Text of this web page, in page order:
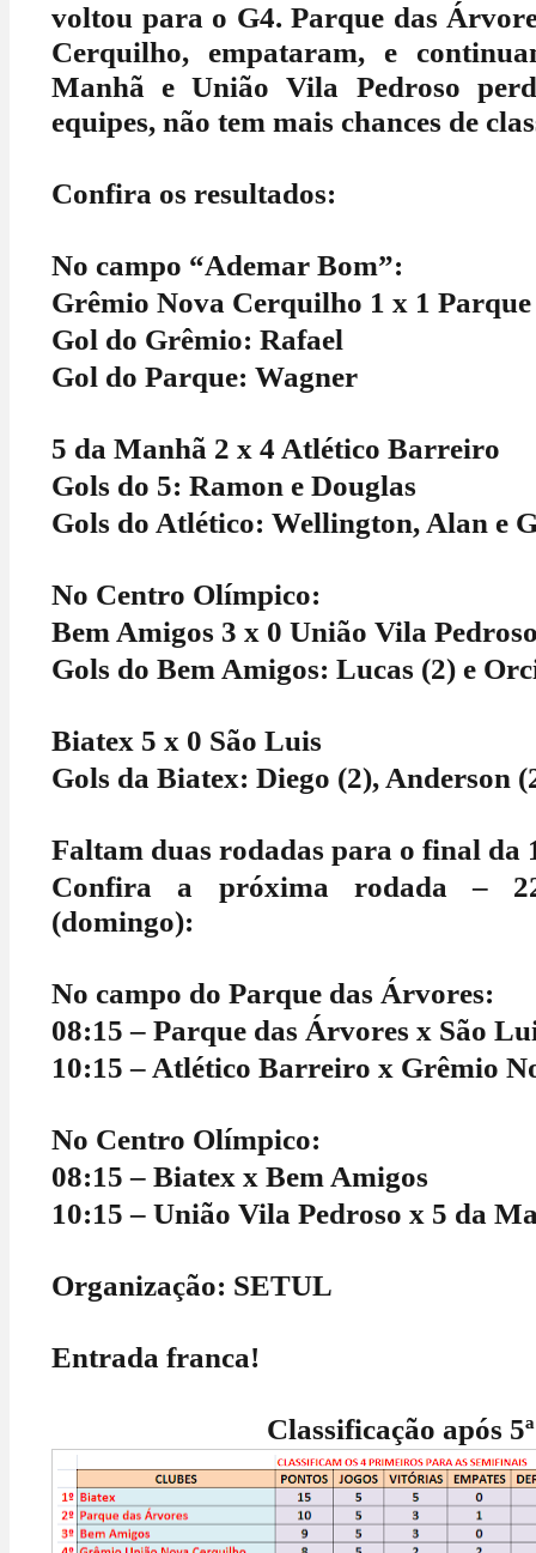
voltou para o G4. Parque das
Cerquilho, empataram, e
Manhã e União Vila Pedroso
equipes, não tem mais chances de
Confira os resultados:
No campo “Ademar Bom”:
Grêmio Nova Cerquilho 1 x 1
Gol do Grêmio: Rafael
Gol do Parque: Wagner
5 da Manhã 2 x 4 Atlético Barreiro
Gols do 5: Ramon e Douglas
Gols do Atlético: Wellington, Alan e
No Centro Olímpico:
Bem Amigos 3 x 0 União Vila
Gols do Bem Amigos: Lucas (2) e
Biatex 5 x 0 São Luis
Gols da Biatex: Diego (2), Anderson
Faltam duas rodadas para o final da
Confira a próxima rodada –
(domingo):
No campo do Parque das Árvores:
08:15 – Parque das Árvores x São
10:15 – Atlético Barreiro x Grêmio
No Centro Olímpico:
08:15 – Biatex x Bem Amigos
10:15 – União Vila Pedroso x 5 da
Organização: SETUL
Entrada franca!
Classificação após 5ª